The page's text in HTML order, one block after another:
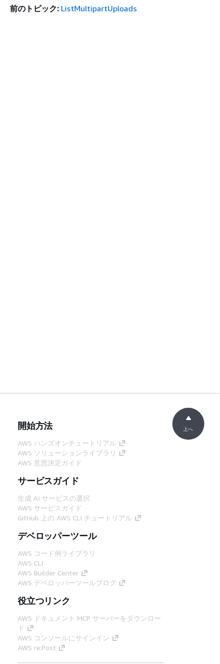
前のトピック: ListMultipartUploads
開始方法
AWS ハンズオンチュートリアル
AWS ソリューションライブラリ
AWS 意思決定ガイド
サービスガイド
生成 AI サービスの選択
AWS サービスガイド
GitHub 上の AWS CLI チュートリアル
デベロッパーツール
AWS コード例ライブラリ
AWS CLI
AWS Builder Center
AWS デベロッパーツールブログ
役立つリンク
AWS ドキュメント MCP サーバーをダウンロー
ド
AWS コンソールにサインイン
AWS re:Post
上へ